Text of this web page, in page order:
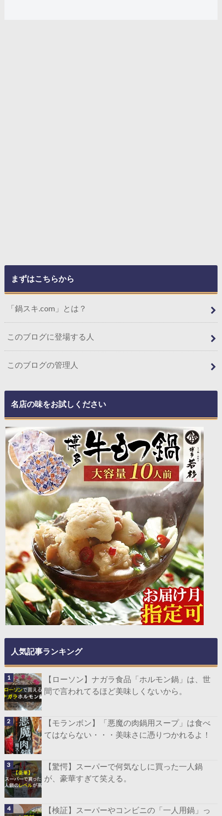
まずはこちらから
「鍋スキ.com」とは？
このブログに登場する人
このブログの管理人
名店の味をお試しください
人気記事ランキング
【ローソン】ナガラ食品「ホルモン鍋」は、世
間で言われてるほど美味しくないから。
【モランボン】「悪魔の肉鍋用スープ」は食べ
てはならない・・・美味さに憑りつかれるよ！
【驚愕】スーパーで何気なしに買った一人鍋
が、豪華すぎて笑える。
【検証】スーパーやコンビニの「一人用鍋」っ